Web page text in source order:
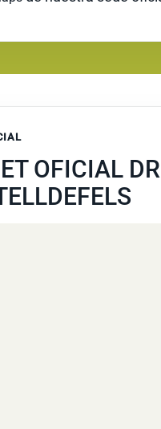
OFICIAL